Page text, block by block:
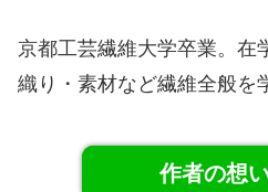
京都工芸繊維大学卒業。在
織り・素材など繊維全般を
作者の想